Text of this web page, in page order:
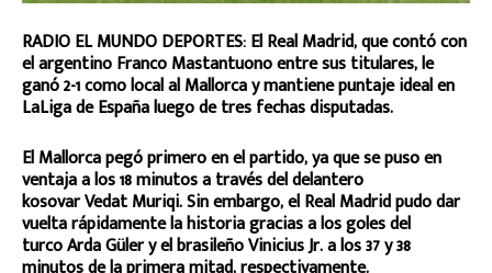
RADIO EL MUNDO DEPORTES: El Real Madrid, que contó con
el argentino Franco Mastantuono entre sus titulares, le
ganó 2-1 como local al Mallorca y mantiene puntaje ideal en
LaLiga de España luego de tres fechas disputadas.
El Mallorca pegó primero en el partido, ya que se puso en
ventaja a los 18 minutos a través del delantero
kosovar Vedat Muriqi. Sin embargo, el Real Madrid pudo dar
vuelta rápidamente la historia gracias a los goles del
turco Arda Güler y el brasileño Vinicius Jr. a los 37 y 38